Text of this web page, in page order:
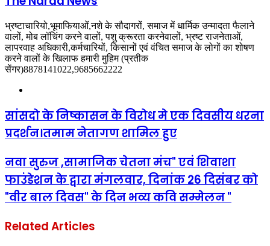
भ्रष्टाचारियो,भूमाफियाओं,नशे के सौदागरों, समाज में धार्मिक उन्मादता फैलाने
वालों, मोब लॉचिंग करने वालों, पशु क्रूरता करनेवालों, भ्रष्ट राजनेताओं,
लापरवाह अधिकारी,कर्मचारियों, किसानों एवं वंचित समाज के लोगों का शोषण
करने वालों के खिलाफ हमारी मुहिम (प्रतीक
सेंगर)8878141022,9685662222
सांसदो के निष्कासन के विरोध मे एक दिवसीय धरना
प्रदर्शन।तमाम नेतागण शामिल हुए
नवा सुरुज ,सामाजिक चेतना मंच" एवं शिवाशा
फाउंडेशन के द्वारा मंगलवार, दिनांक 26 दिसंबर को
"वीर बाल दिवस" के दिन भव्य कवि सम्मेलन "
Related Articles